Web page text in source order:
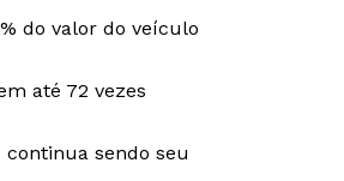
do valor do veículo
até 72 vezes
continua sendo seu